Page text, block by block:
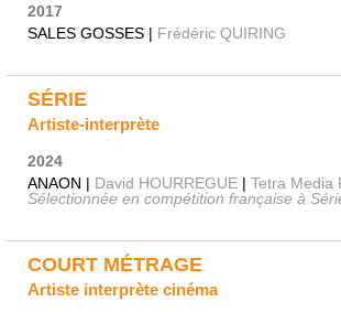
2017
SALES GOSSES | Frédéric QUIRING
SÉRIE
Artiste-interprète
2024
ANAON | David HOURREGUE | Tetra Media
Sélectionnée en compétition française à
COURT MÉTRAGE
Artiste interprète cinéma